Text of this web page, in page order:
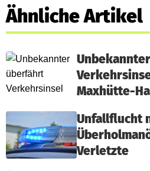
Ähnliche Artikel
Maxhütte-
Unfallflucht
Verletzte